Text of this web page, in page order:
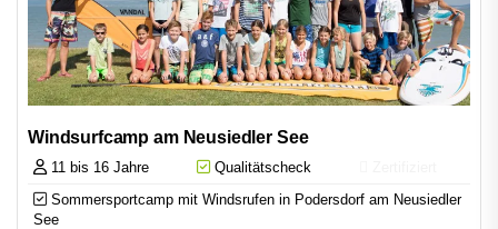
Windsurfcamp am Neusiedler See
11 bis 16 Jahre Qualitätscheck
Sommersportcamp mit Windsrufen in Podersdorf am Neusiedler
See